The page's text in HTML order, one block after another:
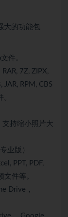
大的功能包
件。
7Z, ZIPX,
JAR, RPM, CBS
持缩小照片大
业版）
PPT, PDF,
文件等。
Drive，